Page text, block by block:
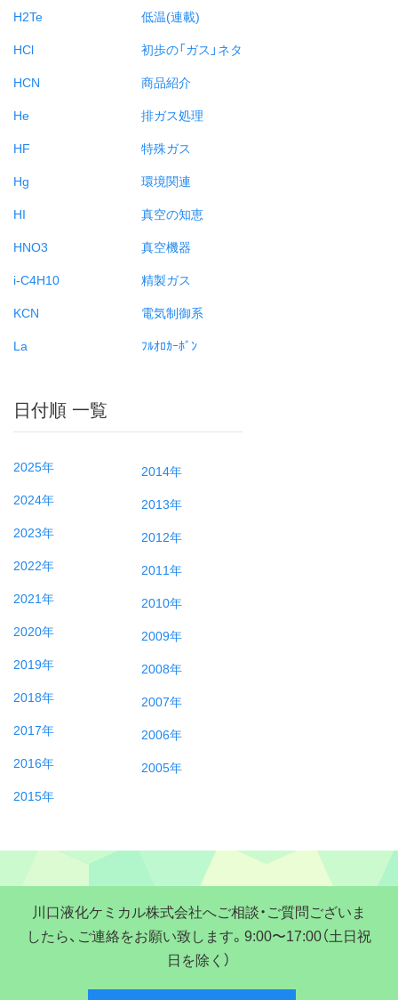
H2Te
HCl
HCN
He
HF
Hg
HI
HNO3
i-C4H10
KCN
La
低温(連載)
初歩の「ガス」ネタ
商品紹介
排ガス処理
特殊ガス
環境関連
真空の知恵
真空機器
精製ガス
電気制御系
ﾌﾙｵﾛｶｰﾎﾞﾝ
日付順 一覧
2025年
2024年
2023年
2022年
2021年
2020年
2019年
2018年
2017年
2016年
2015年
2014年
2013年
2012年
2011年
2010年
2009年
2008年
2007年
2006年
2005年
川口液化ケミカル株式会社へご相談・ご質問ございま
したら、ご連絡をお願い致します。9:00〜17:00（土日祝
日を除く）